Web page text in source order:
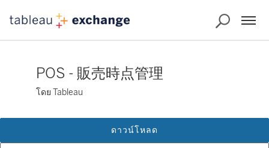
POS - 販売時点管理
โดย Tableau
ดาวน์โหลด